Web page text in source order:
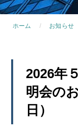
ホーム お知らせ
2026年
明会の
日）